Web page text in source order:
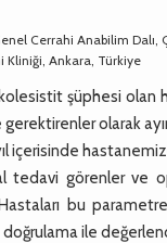
Cerrahi Anabilim Dalı,
Kliniği, Ankara, Türkiye
şüphesi
olarak
içerisinde
tedavi görenler ve
bu
doğrulama ile